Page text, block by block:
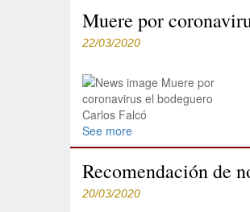
Muere por
22/03/2020
See more
Recomendación de
20/03/2020